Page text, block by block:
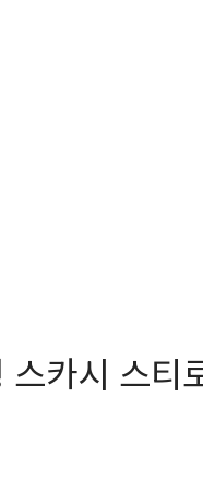
카시 스티